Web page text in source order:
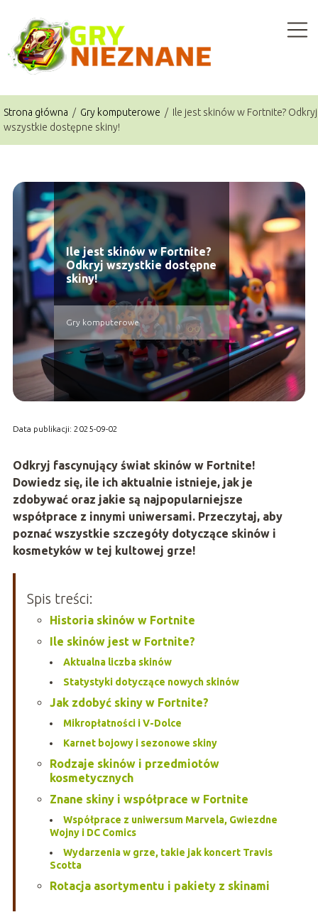
Strona główna / Gry komputerowe / Ile jest skinów w Fortnite? Odkryj
wszystkie dostępne skiny!
Ile jest skinów w Fortnite?
Odkryj wszystkie dostępne
skiny!
Gry komputerowe
Data publikacji: 2025-09-02
Odkryj fascynujący świat skinów w Fortnite!
Dowiedz się, ile ich aktualnie istnieje, jak je
zdobywać oraz jakie są najpopularniejsze
współprace z innymi uniwersami. Przeczytaj, aby
poznać wszystkie szczegóły dotyczące skinów i
kosmetyków w tej kultowej grze!
Spis treści:
Historia skinów w Fortnite
Ile skinów jest w Fortnite?
Aktualna liczba skinów
Statystyki dotyczące nowych skinów
Jak zdobyć skiny w Fortnite?
Mikropłatności i V-Dolce
Karnet bojowy i sezonowe skiny
Rodzaje skinów i przedmiotów
kosmetycznych
Znane skiny i współprace w Fortnite
Współprace z uniwersum Marvela, Gwiezdne
Wojny i DC Comics
Wydarzenia w grze, takie jak koncert Travis
Scotta
Rotacja asortymentu i pakiety z skinami